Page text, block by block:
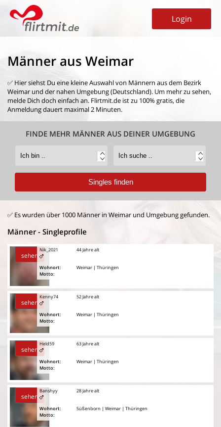
Login
Männer aus Weimar
✅ Hier siehst Du eine kleine Auswahl von Männern aus dem Bezirk
Weimar und der nahen Umgebung (Deutschland). Um mehr zu sehen,
melde Dich doch einfach an. Flirtmit.de ist zu 100% gratis, die
Anmeldung dauert maximal 2 Minuten.
FINDE MEHR MÄNNER AUS DEINER UMGEBUNG
✅ Es wurden über 1000 Männer in Weimar und Umgebung gefunden.
Männer - Singleprofile
sehen
Nik_2021
Wohnort:
Motto:
44 Jahre alt
Weimar | Thüringen
sehen
Kenny74
Wohnort:
Motto:
52 Jahre alt
Weimar | Thüringen
sehen
Held59
Wohnort:
Motto:
63 Jahre alt
Weimar | Thüringen
sehen
Banshyy
Wohnort:
Motto:
28 Jahre alt
Süßenborn | Weimar | Thüringen